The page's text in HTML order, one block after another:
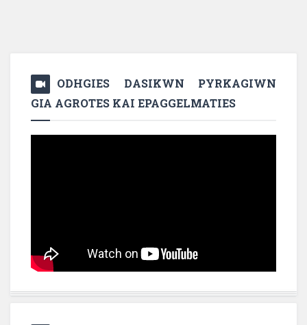
ODHGIES DASIKWN PYRKAGIWN
GIA AGROTES KAI EPAGGELMATIES